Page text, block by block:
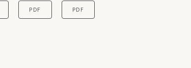
PDF PDF